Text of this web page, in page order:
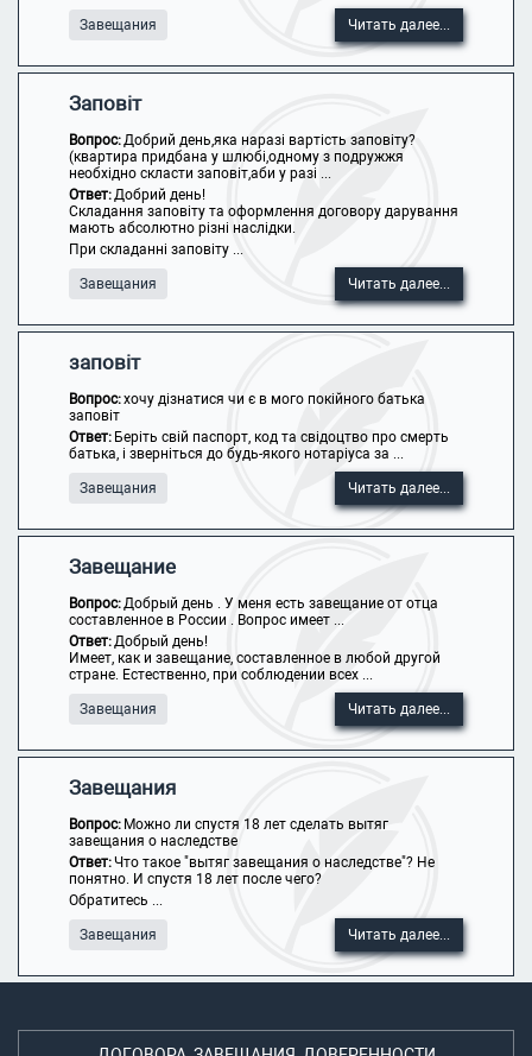
Завещания Читать далее...
Заповіт
Вопрос:Добрий день,яка наразі вартість заповіту?
(квартира придбана у шлюбі,одному з подружжя
необхідно скласти заповіт,аби у разі ...
Ответ:Добрий день!
Складання заповіту та оформлення договору дарування
мають абсолютно різні наслідки.
При складанні заповіту ...
Завещания Читать далее...
заповіт
Вопрос:хочу дізнатися чи є в мого покійного батька
заповіт
Ответ: Беріть свій паспорт, код та свідоцтво про смерть
батька, і зверніться до будь-якого нотаріуса за ...
Завещания Читать далее...
Завещание
Вопрос:Добрый день . У меня есть завещание от отца
составленное в России . Вопрос имеет ...
Ответ:Добрый день!
Имеет, как и завещание, составленное в любой другой
стране. Естественно, при соблюдении всех ...
Завещания Читать далее...
Завещания
Вопрос: Можно ли спустя 18 лет сделать вытяг
завещания о наследстве
Ответ:Что такое "вытяг завещания о наследстве"? Не
понятно. И спустя 18 лет после чего?
Обратитесь ...
Завещания Читать далее...